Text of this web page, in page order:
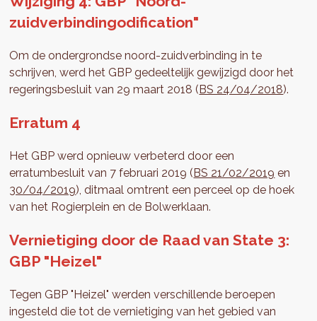
zuidverbindingodification"
Om de ondergrondse noord-zuidverbinding in te
schrijven, werd het GBP gedeeltelijk gewijzigd door het
regeringsbesluit van 29 maart 2018 (BS 24/04/2018).
Erratum 4
Het GBP werd opnieuw verbeterd door een
erratumbesluit van 7 februari 2019 (BS 21/02/2019 en
30/04/2019), ditmaal omtrent een perceel op de hoek
van het Rogierplein en de Bolwerklaan.
Vernietiging door de Raad van State 3:
GBP "Heizel"
Tegen GBP "Heizel" werden verschillende beroepen
ingesteld die tot de vernietiging van het gebied van